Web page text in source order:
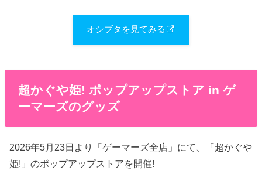
オシブタを見てみる
超かぐや姫! ポップアップストア in ゲ
ーマーズのグッズ
2026年5月23日より「ゲーマーズ全店」にて、「超かぐや
姫!」のポップアップストアを開催!